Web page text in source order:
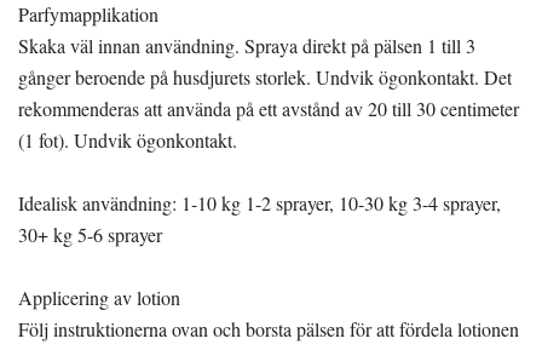
Parfymapplikation
Skaka väl innan användning. Spraya direkt på pälsen 1 till 3
gånger beroende på husdjurets storlek. Undvik ögonkontakt. Det
rekommenderas att använda på ett avstånd av 20 till 30 centimeter
(1 fot). Undvik ögonkontakt.
Idealisk användning: 1-10 kg 1-2 sprayer, 10-30 kg 3-4 sprayer,
30+ kg 5-6 sprayer
Applicering av lotion
Följ instruktionerna ovan och borsta pälsen för att fördela lotionen